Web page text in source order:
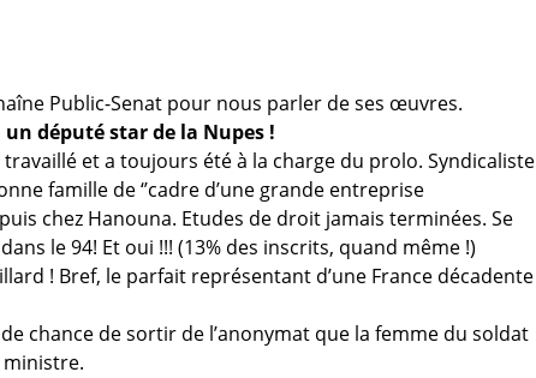
Public-Senat pour nous parler de ses œuvres.
un député star de la Nupes !
et a toujours été à la charge du prolo. Syndicaliste
famille de ‘’cadre d’une grande entreprise
puis chez Hanouna. Etudes de droit jamais terminées. Se
le 94! Et oui !!! (13% des inscrits, quand même !)
! Bref, le parfait représentant d’une France décadente
de chance de sortir de l’anonymat que la femme du soldat